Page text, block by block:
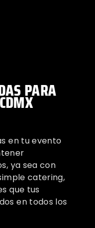
PARA
en tu evento
ya sea con
catering,
que tus
en todos los